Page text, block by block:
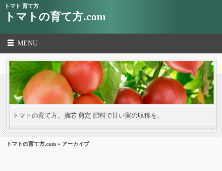
トマト 育て方
トマトの育て方.com
MENU
トマトの育て方。摘芯 剪定 肥料で甘い実の収穫を。
トマトの育て方.com » アーカイブ